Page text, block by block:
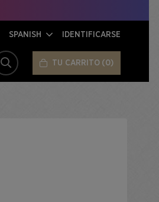
SPANISH IDENTIFICARSE
BUSCAR TU CARRITO 0